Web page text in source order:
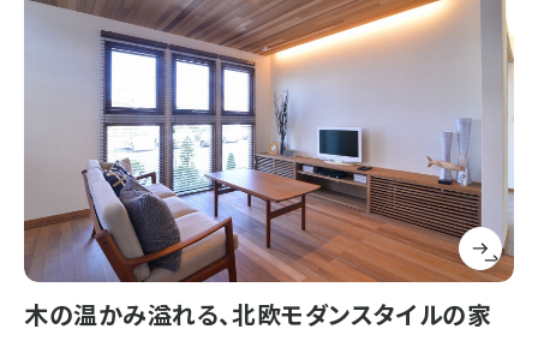
木の温かみ溢れる、北欧モダンスタイルの家